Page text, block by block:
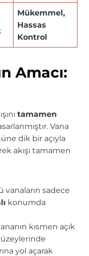
Mükemmel,
Hassas
Kontrol
Amacı:
tamamen
Vana
dik bir açıyla
akışı tamamen
vanaların sadece
konumda
kısmen açık
yol açarak